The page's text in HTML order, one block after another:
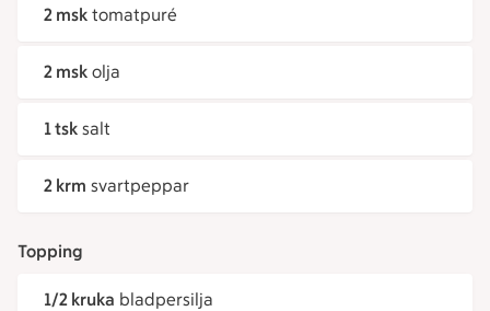
2 msk tomatpuré
2 msk olja
1 tsk salt
2 krm svartpeppar
Topping
1/2 kruka bladpersilja